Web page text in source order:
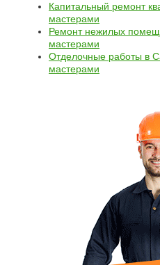
Капитальный ремонт
мастерами
Ремонт нежилых
мастерами
Отделочные работы в
мастерами